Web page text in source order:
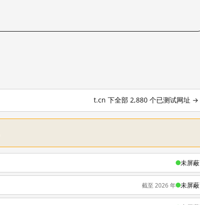
t.cn 下全部 2,880 个已测试网址 →
未屏蔽
截至 2026 年 未屏蔽